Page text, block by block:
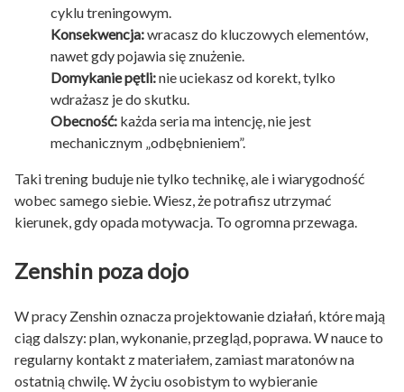
cyklu treningowym.
Konsekwencja:wracasz do kluczowych elementów,
nawet gdy pojawia się znużenie.
Domykanie pętli:nie uciekasz od korekt, tylko
wdrażasz je do skutku.
Obecność: każda seria ma intencję, nie jest
mechanicznym „odbębnieniem”.
Taki trening buduje nie tylko technikę, ale i wiarygodność
wobec samego siebie. Wiesz, że potrafisz utrzymać
kierunek, gdy opada motywacja. To ogromna przewaga.
Zenshin poza dojo
W pracy Zenshin oznacza projektowanie działań, które mają
ciąg dalszy: plan, wykonanie, przegląd, poprawa. W nauce to
regularny kontakt z materiałem, zamiast maratonów na
ostatnią chwilę. W życiu osobistym to wybieranie